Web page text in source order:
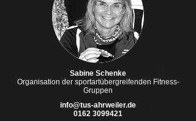
Sabine Schenke
Organisation der sportartübergreifenden Fitness-
Gruppen
info@tus-ahrweiler.de
0162 3099421